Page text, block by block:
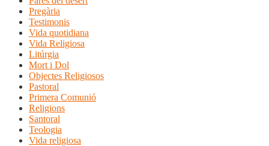
Pregària
Testimonis
Vida quotidiana
Vida Religiosa
Litúrgia
Mort i Dol
Objectes Religiosos
Pastoral
Primera Comunió
Religions
Santoral
Teologia
Vida religiosa